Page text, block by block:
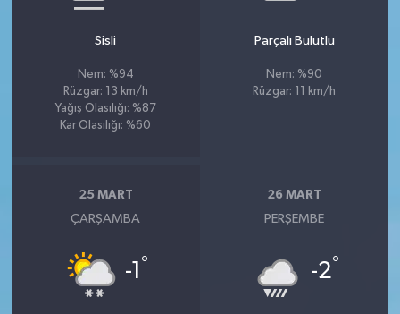
Sisli
Nem: %94
Rüzgar: 13 km/h
Yağış Olasılığı: %87
Kar Olasılığı: %60
Parçalı Bulutlu
Nem: %90
Rüzgar: 11 km/h
25 MART
ÇARŞAMBA
-1 °
26 MART
PERŞEMBE
-2°